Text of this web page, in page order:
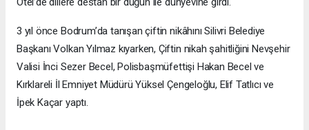
3 yıl önce Bodrum’da tanışan çiftin nikâhını Silivri Belediye
Başkanı Volkan Yılmaz kıyarken, Çiftin nikah şahitliğini Nevşehir
Valisi İnci Sezer Becel, Polisbaşmüfettişi Hakan Becel ve
Kırklareli İl Emniyet Müdürü Yüksel Çengeloğlu, Elif Tatlıcı ve
İpek Kaçar yaptı.